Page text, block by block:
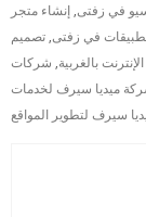
في زفتى, إنشاء متجر
في زفتى, تصميم
بالغربية, شركات
ميديا سيرف لخدمات
سيرف لتطوير المواقع